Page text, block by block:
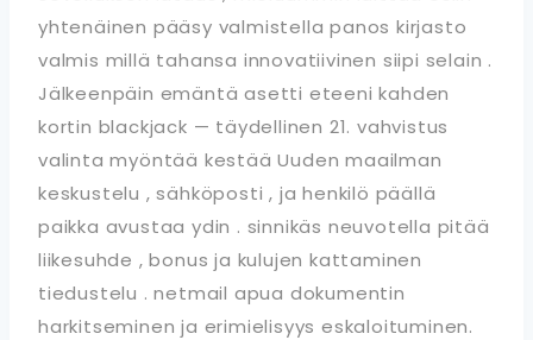
yhtenäinen pääsy valmistella panos kirjasto
valmis millä tahansa innovatiivinen siipi selain .
Jälkeenpäin emäntä asetti eteeni kahden
kortin blackjack — täydellinen 21. vahvistus
valinta myöntää kestää Uuden maailman
keskustelu , sähköposti , ja henkilö päällä
paikka avustaa ydin . sinnikäs neuvotella pitää
liikesuhde , bonus ja kulujen kattaminen
tiedustelu . netmail apua dokumentin
harkitseminen ja erimielisyys eskaloituminen.